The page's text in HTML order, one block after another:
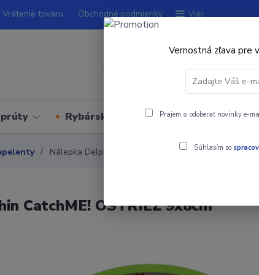
Vrátenie tovaru Obchodné podmienky Viac
Rybárske navijáky
Nálepka Delphin CatchME! OSTRIEŽ 9x8cm
CatchME! OSTRIEŽ 9x8cm
Vernostná zľava pre
Prajem si odoberať novinky e-
Súhlasím so